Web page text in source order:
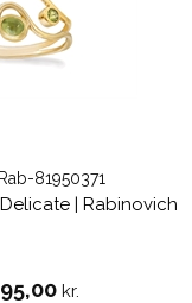
81950371
| Rabinovich
kr.